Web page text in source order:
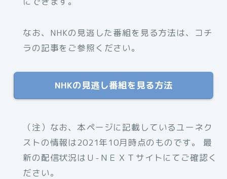
なお、NHKの見逃した番組を見る方法は、コチ
ラの記事をご参照ください。
NHKの見逃し番組を見る方法
（注）なお、本ページに記載しているユーネク
ストの情報は2021年10月時点のものです。 最
新の配信状況はＵ-ＮＥＸＴサイトにてご確認く
ださい。